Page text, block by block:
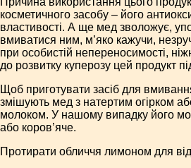
косметичного засобу – його
властивості. А ще мед зволожує,
вмиватися ним, м’яко кажучи,
при особистій непереносимості,
до розвитку куперозу цей продукт
Щоб приготувати засіб для
змішують мед з натертим огірком
молоком. У нашому випадку його
або коров’яче.
Протирати обличчя лимоном для